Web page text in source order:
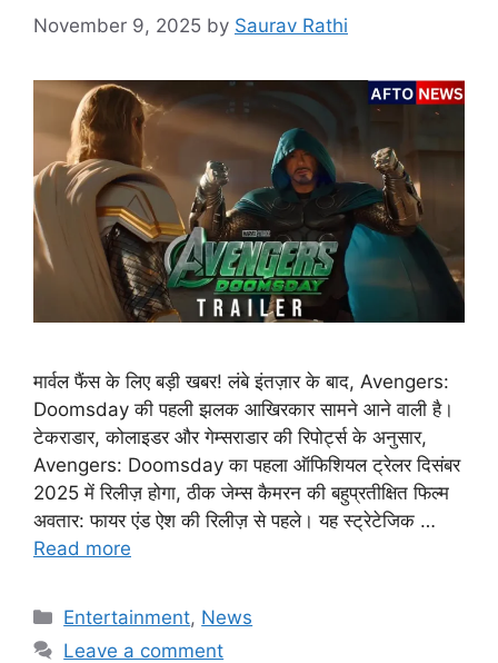
November 9, 2025 by Saurav Rathi
मार्वल फैंस के लिए बड़ी खबर! लंबे इंतज़ार के बाद, Avengers:
Doomsday की पहली झलक आखिरकार सामने आने वाली है।
टेकराडार, कोलाइडर और गेम्सराडार की रिपोर्ट्स के अनुसार,
Avengers: Doomsday का पहला ऑफिशियल ट्रेलर दिसंबर
2025 में रिलीज़ होगा, ठीक जेम्स कैमरन की बहुप्रतीक्षित फिल्म
अवतार: फायर एंड ऐश की रिलीज़ से पहले। यह स्ट्रेटेजिक …
Read more
C
a
Entertainment, News
Leave a comment